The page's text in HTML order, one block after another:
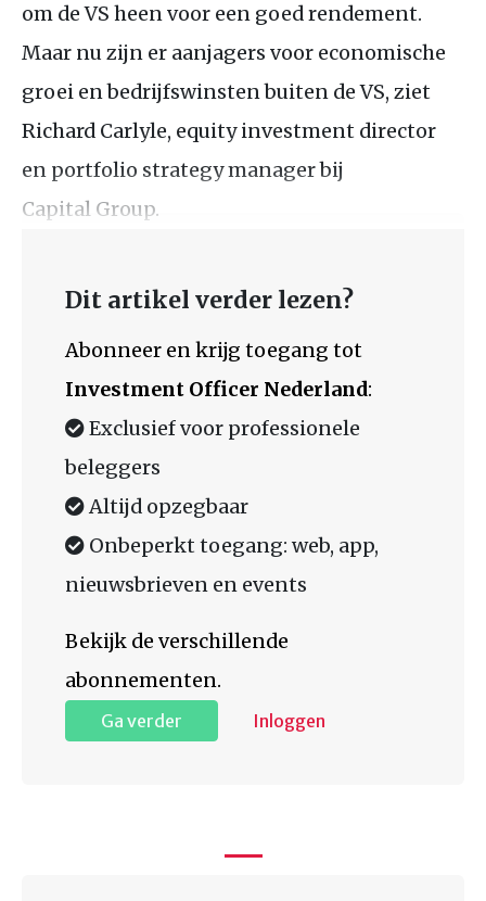
om de VS heen voor een goed rendement.
Maar nu zijn er aanjagers voor economische
groei en bedrijfswinsten buiten de VS, ziet
Richard Carlyle, equity investment director
en portfolio strategy manager bij
Capital Group.
Dit artikel verder lezen?
Abonneer en krijg toegang tot
Investment Officer Nederland:
Exclusief voor professionele
beleggers
Altijd opzegbaar
Onbeperkt toegang: web, app,
nieuwsbrieven en events
Bekijk de verschillende
abonnementen.
Ga verder Inloggen